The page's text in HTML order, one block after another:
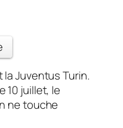
Juventus Turin.
10 juillet, le
ne touche